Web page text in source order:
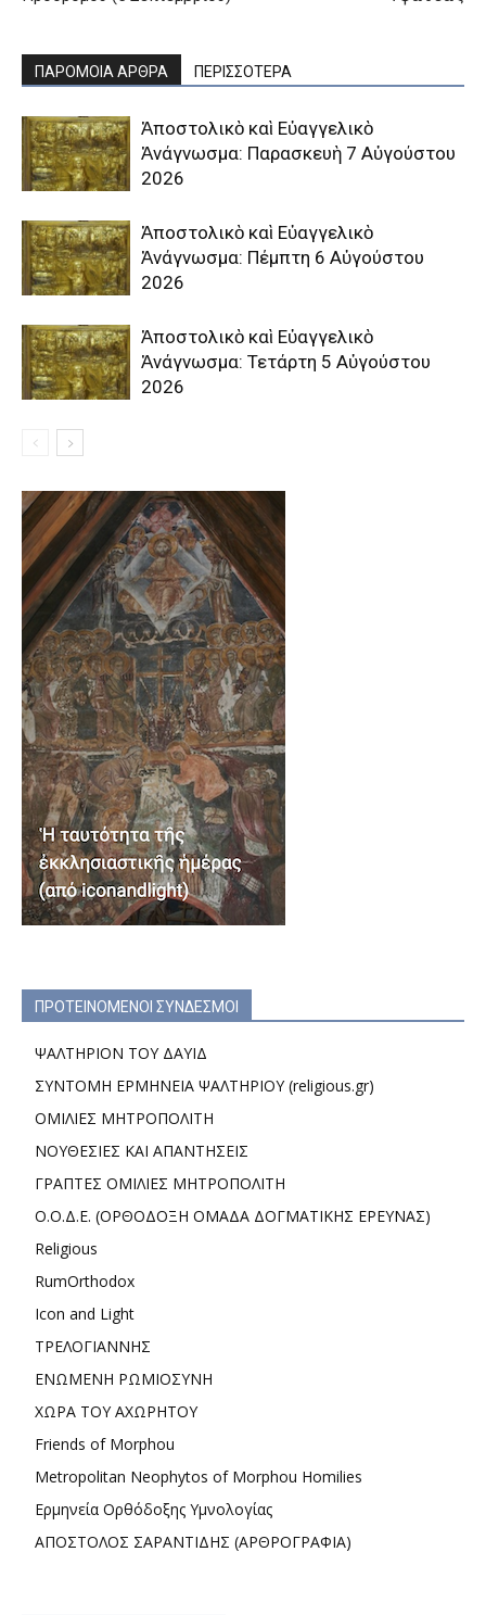
ΠΑΡΟΜΟΙΑ ΑΡΘΡΑ ΠΕΡΙΣΣΟΤΕΡΑ
Ἀποστολικὸ καὶ Εὐαγγελικὸ
Ἀνάγνωσμα: Παρασκευὴ 7 Αὐγούστου
2026
Ἀποστολικὸ καὶ Εὐαγγελικὸ
Ἀνάγνωσμα: Πέμπτη 6 Αὐγούστου
2026
Ἀποστολικὸ καὶ Εὐαγγελικὸ
Ἀνάγνωσμα: Τετάρτη 5 Αὐγούστου
2026
ΠΡΟΤΕΙΝΟΜΕΝΟΙ ΣΥΝΔΕΣΜΟΙ
ΨΑΛΤΗΡΙΟΝ ΤΟΥ ΔΑΥΙΔ
ΣΥΝΤΟΜΗ ΕΡΜΗΝΕΙΑ ΨΑΛΤΗΡΙΟΥ (religious.gr)
ΟΜΙΛΙΕΣ ΜΗΤΡΟΠΟΛΙΤΗ
ΝΟΥΘΕΣΙΕΣ ΚΑΙ ΑΠΑΝΤΗΣΕΙΣ
ΓΡΑΠΤΕΣ ΟΜΙΛΙΕΣ ΜΗΤΡΟΠΟΛΙΤΗ
Ο.Ο.Δ.Ε. (ΟΡΘΟΔΟΞΗ ΟΜΑΔΑ ΔΟΓΜΑΤΙΚΗΣ ΕΡΕΥΝΑΣ)
Religious
RumOrthodox
Icon and Light
ΤΡΕΛΟΓΙΑΝΝΗΣ
ΕΝΩΜΕΝΗ ΡΩΜΙΟΣΥΝΗ
ΧΩΡΑ ΤΟΥ ΑΧΩΡΗΤΟΥ
Friends of Morphou
Metropolitan Neophytos of Morphou Homilies
Ερμηνεία Ορθόδοξης Υμνολογίας
ΑΠΟΣΤΟΛΟΣ ΣΑΡΑΝΤΙΔΗΣ (ΑΡΘΡΟΓΡΑΦΙΑ)